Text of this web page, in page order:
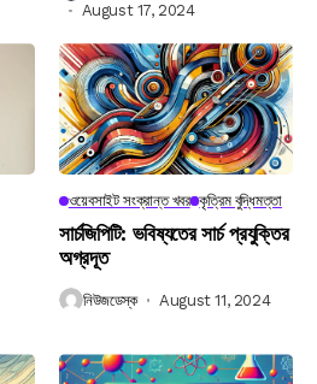
August 17, 2024
ওয়েবসাইট সংক্রান্ত খবর কৃত্রিম বুদ্ধিমত্তা
সার্চজিপিটি: ভবিষ্যতের সার্চ প্রযুক্তির
অগ্রদূত
নিউজডেস্ক August 11, 2024